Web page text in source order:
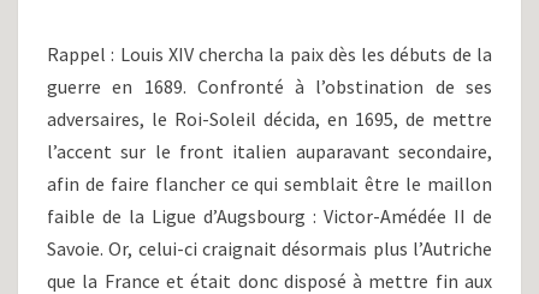
ET
RÉFORMES
(1691-
1701)
Rappel : Louis XIV chercha la paix dès les débuts de la
guerre en 1689. Confronté à l’obstination de ses
adversaires, le Roi-Soleil décida, en 1695, de mettre
l’accent sur le front italien auparavant secondaire,
afin de faire flancher ce qui semblait être le maillon
faible de la Ligue d’Augsbourg : Victor-Amédée II de
Savoie. Or, celui-ci craignait désormais plus l’Autriche
que la France et était donc disposé à mettre fin aux